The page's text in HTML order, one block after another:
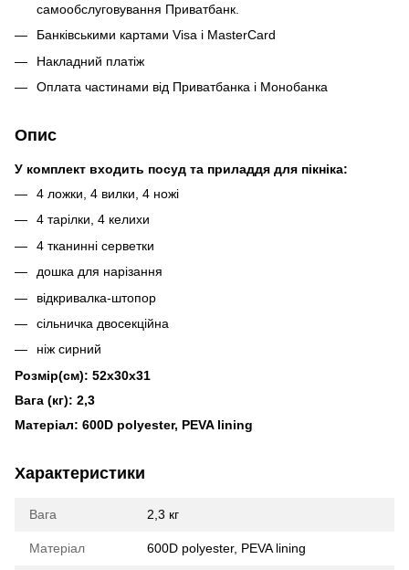
самообслуговування Приватбанк.
Банківськими картами Visa і MasterCard
Накладний платіж
Оплата частинами від Приватбанка і Монобанка
Опис
У комплект входить посуд та приладдя для пікніка:
4 ложки, 4 вилки, 4 ножі
4 тарілки, 4 келихи
4 тканинні серветки
дошка для нарізання
відкривалка-штопор
сільничка двосекційна
ніж сирний
Розмір(см): 52x30x31
Вага (кг): 2,3
Матеріал: 600D polyester, PEVA lining
Характеристики
Вага 2,3 кг
Матеріал 600D polyester, PEVA lining